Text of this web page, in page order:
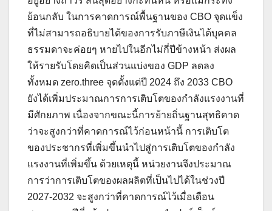
ย้อนกลับ ในการคาดการณ์พื้นฐานของ CBO จุดแข็ง
ที่ไม่สามารถอธิบายได้ของการรับภาษีเงินได้บุคคล
ธรรมดาจะค่อยๆ หายไปในอีกไม่กี่ปีข้างหน้า ส่งผล
ให้รายรับโดยคิดเป็นส่วนแบ่งของ GDP ลดลง
ทั้งหมด zero.three จุดตั้งแต่ปี 2024 ถึง 2033 CBO
ยังได้เพิ่มประมาณการการเติบโตของกำลังแรงงานที่
มีศักยภาพ เนื่องจากขณะนี้การย้ายถิ่นฐานสุทธิคาด
ว่าจะสูงกว่าที่คาดการณ์ไว้ก่อนหน้านี้ การเติบโต
ของประชากรที่เพิ่มขึ้นนำไปสู่การเติบโตของกำลัง
แรงงานที่เพิ่มขึ้น ด้วยเหตุนี้ หน่วยงานจึงประมาณ
การว่าการเติบโตของผลผลิตที่เป็นไปได้ในช่วงปี
2027-2032 จะสูงกว่าที่คาดการณ์ไว้เมื่อเดือน